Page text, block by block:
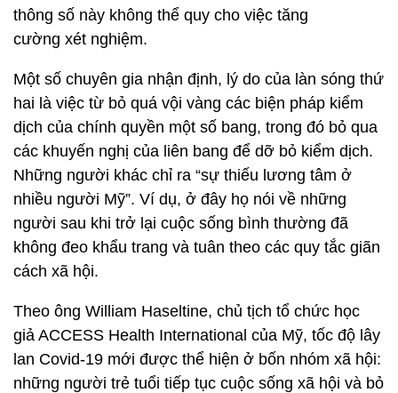
thông số này không thể quy cho việc tăng
cường xét nghiệm.
Một số chuyên gia nhận định, lý do của làn sóng thứ
hai là việc từ bỏ quá vội vàng các biện pháp kiểm
dịch của chính quyền một số bang, trong đó bỏ qua
các khuyến nghị của liên bang để dỡ bỏ kiểm dịch.
Những người khác chỉ ra “sự thiếu lương tâm ở
nhiều người Mỹ”. Ví dụ, ở đây họ nói về những
người sau khi trở lại cuộc sống bình thường đã
không đeo khẩu trang và tuân theo các quy tắc giãn
cách xã hội.
Theo ông William Haseltine, chủ tịch tổ chức học
giả ACCESS Health International của Mỹ, tốc độ lây
lan Covid-19 mới được thể hiện ở bốn nhóm xã hội:
những người trẻ tuổi tiếp tục cuộc sống xã hội và bỏ